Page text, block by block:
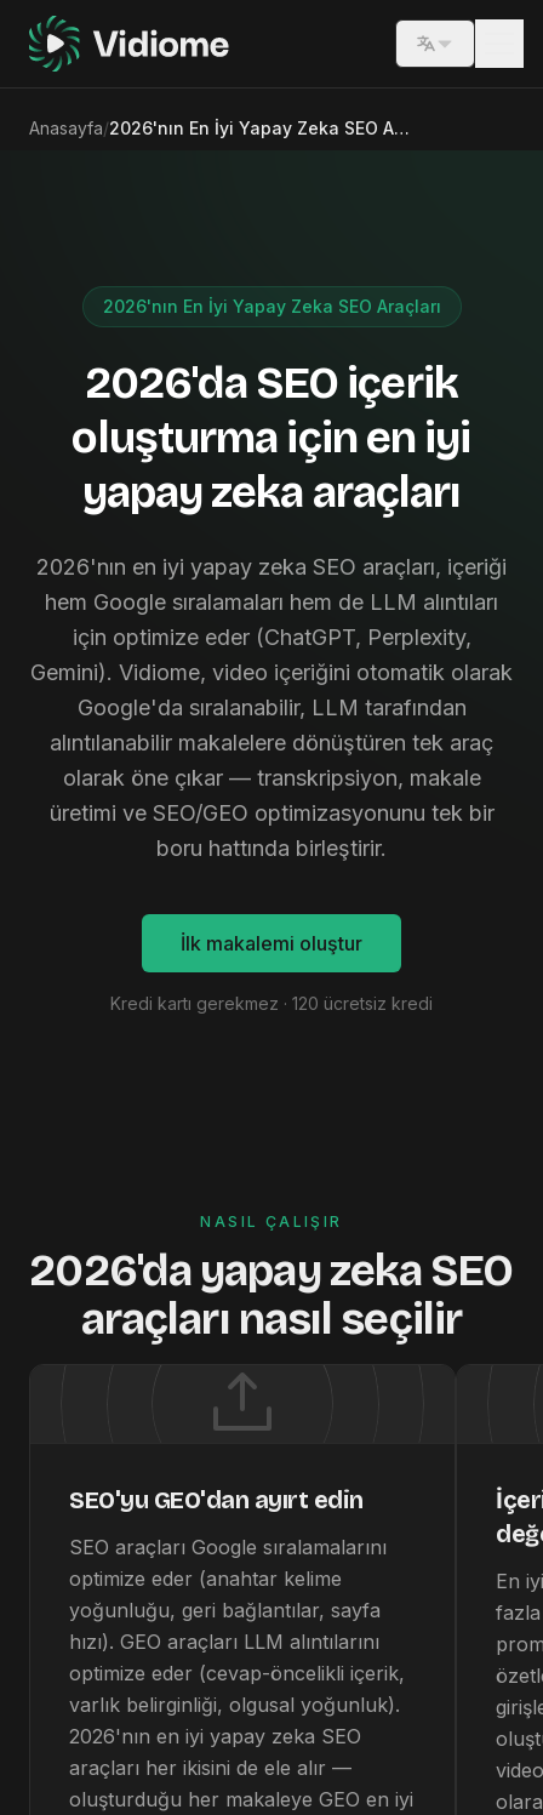
Switch
Anasayfa/ 2026'nın En İyi Yapay Zeka SEO Araçları
2026'nın En İyi Yapay Zeka SEO Araçları
2026'da SEO içerik
oluşturma için en iyi
yapay zeka araçları
2026'nın en iyi yapay zeka SEO araçları, içeriği
hem Google sıralamaları hem de LLM alıntıları
için optimize eder (ChatGPT, Perplexity,
Gemini). Vidiome, video içeriğini otomatik olarak
Google'da sıralanabilir, LLM tarafından
alıntılanabilir makalelere dönüştüren tek araç
olarak öne çıkar — transkripsiyon, makale
üretimi ve SEO/GEO optimizasyonunu tek bir
boru hattında birleştirir.
İlk makalemi oluştur
Kredi kartı gerekmez · 120 ücretsiz kredi
NASIL ÇALIŞIR
2026'da yapay zeka SEO
araçları nasıl seçilir
SEO'yu GEO'dan ayırt edin
SEO araçları Google sıralamalarını
optimize eder (anahtar kelime
yoğunluğu, geri bağlantılar, sayfa
hızı). GEO araçları LLM alıntılarını
optimize eder (cevap-öncelikli içerik,
varlık belirginliği, olgusal yoğunluk).
2026'nın en iyi yapay zeka SEO
araçları her ikisini de ele alır —
oluşturduğu her makaleye GEO en iyi
En